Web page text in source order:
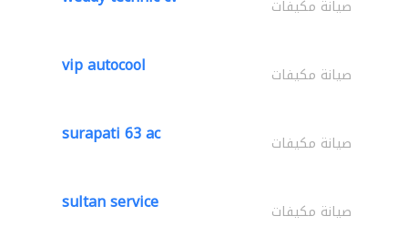
صيانة مكيفات
vip autocool صيانة مكيفات
surapati 63 ac صيانة مكيفات
sultan service صيانة مكيفات